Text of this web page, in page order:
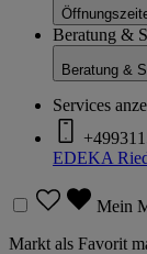
Beratung &
Beratung &
Services
EDEKA
Mein
Markt als Favorit